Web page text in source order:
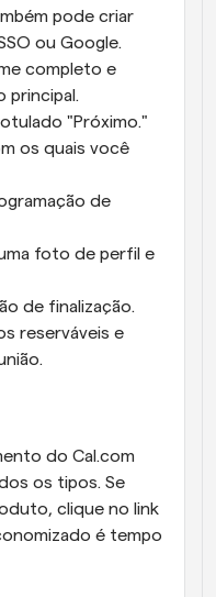
pode criar
ou Google.
completo e
principal.
"Próximo."
os quais você
de
foto de perfil e
de finalização.
reserváveis e
do Cal.com
os tipos. Se
clique no link
é tempo